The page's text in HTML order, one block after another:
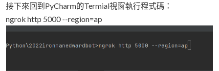
接下來回到PyCharm的Termial視窗執行程式碼：
ngrok http 5000 --region=ap